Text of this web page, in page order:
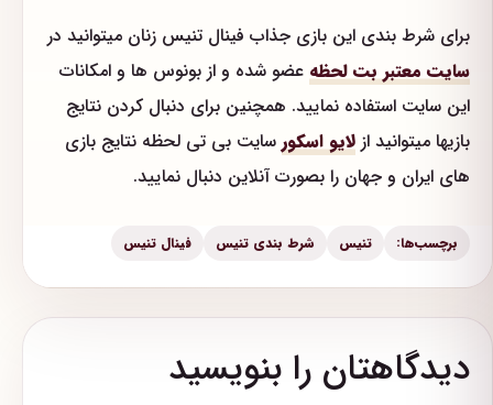
برای شرط بندی این بازی جذاب فینال تنیس زنان میتوانید در
سایت معتبر بت لحظه عضو شده و از بونوس ها و امکانات
این سایت استفاده نمایید. همچنین برای دنبال کردن نتایج
بازیها میتوانید از لایو اسکور سایت بی تی لحظه نتایج بازی
های ایران و جهان را بصورت آنلاین دنبال نمایید.
برچسب‌ها: تنیس شرط بندی تنیس فینال تنیس
دیدگاهتان را بنویسید